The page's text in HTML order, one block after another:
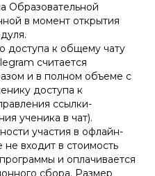
Образовательной
в момент открытия
доступа к общему чату
считается
и в полном объеме с
доступа к
ссылки-
ученика в чат).
участия в офлайн-
входит в стоимость
и оплачивается
сбора. Размер